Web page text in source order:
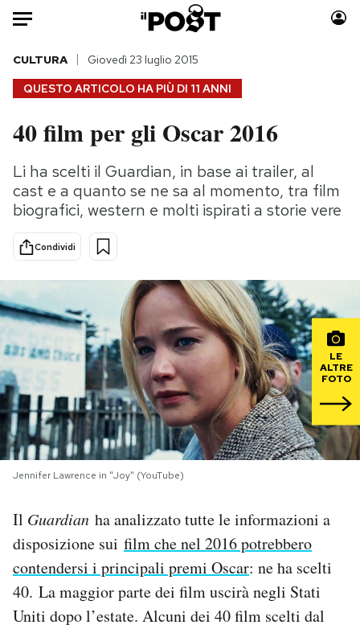
Auto
HOME
Italia
Politica
Tecnologia
Scienza
Sport
Moda
Consumismi
Storie/Idee
Altrecose
Mondiali calcio 2026
PODCAST
NEWSLETTER
SHOP
CALENDARIO
QUESTO ARTICOLO HA PIÙ DI 11 ANNI
CULTURA Giovedì 23 luglio 2015
40 film per gli Oscar 2016
Li ha scelti il Guardian, in base ai trailer, al
cast e a quanto se ne sa al momento, tra film
biografici, western e molti ispirati a storie vere
Condividi
LE
ALTRE
FOTO
Jennifer Lawrence in "Joy" (YouTube)
Il Guardian ha analizzato tutte le informazioni a
disposizione sui film che nel 2016 potrebbero
contendersi i principali premi Oscar: ne ha scelti
40. La maggior parte dei film uscirà negli Stati
Uniti dopo l’estate. Alcuni dei 40 film scelti dal